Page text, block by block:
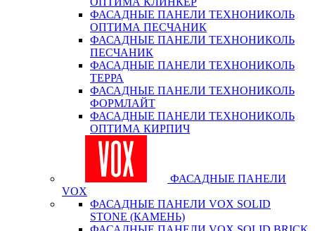
ФАСАДНЫЕ ПАНЕЛИ ТЕХНОНИКОЛЬ
ОПТИМА ПЕСЧАНИК
ФАСАДНЫЕ ПАНЕЛИ ТЕХНОНИКОЛЬ
ПЕСЧАНИК
ФАСАДНЫЕ ПАНЕЛИ ТЕХНОНИКОЛЬ
ТЕРРА
ФАСАДНЫЕ ПАНЕЛИ ТЕХНОНИКОЛЬ
ФОРМЛАЙТ
ФАСАДНЫЕ ПАНЕЛИ ТЕХНОНИКОЛЬ
ОПТИМА КИРПИЧ
ФАСАДНЫЕ ПАНЕЛИ
VOX
ФАСАДНЫЕ ПАНЕЛИ VOX SOLID
STONE (КАМЕНЬ)